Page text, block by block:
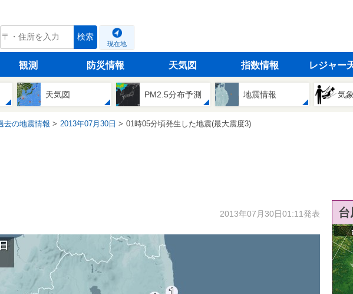
tenki.jp 検索
現在地
観測 防災情報 天気図 指数情報 レジャー
天気図 PM2.5分布予測 地震情報 気
去の地震情報 2013年07月30日 01時05分頃発生した地震(最大震度3)
2013年07月30日01:11発表